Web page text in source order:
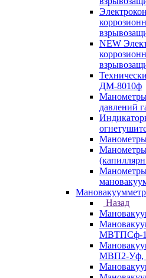
NEW
ДМ-8010ф
давлений
Назад
МВТПСф-
МВП2-Уф,